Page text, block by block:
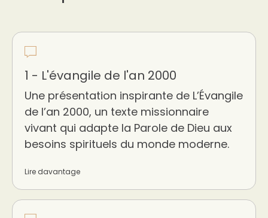
1 - L'évangile de l'an 2000
Une présentation inspirante de L’Évangile
de l’an 2000, un texte missionnaire
vivant qui adapte la Parole de Dieu aux
besoins spirituels du monde moderne.
Lire davantage